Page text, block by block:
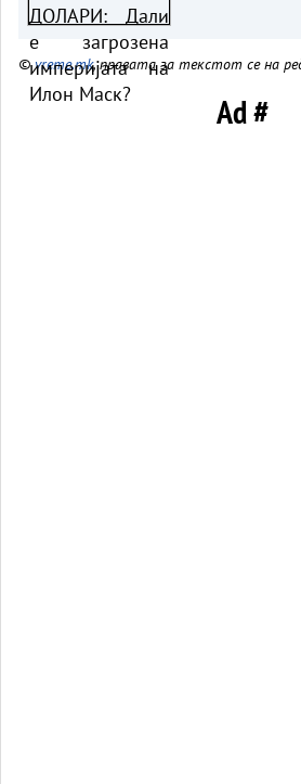
©vreme.mk, правата за текстот се на
Ad #